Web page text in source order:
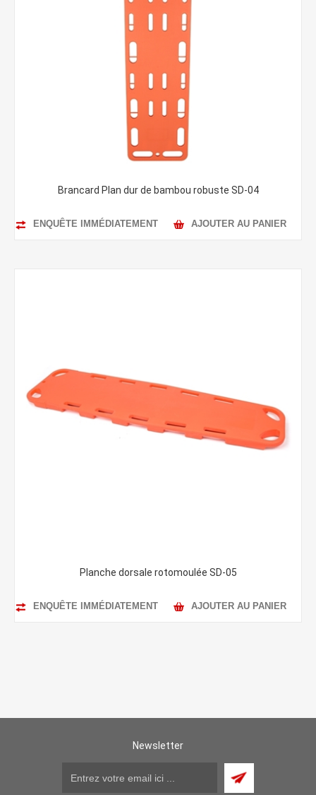
Brancard Plan dur de bambou robuste SD-04
ENQUÊTE IMMÉDIATEMENT AJOUTER AU PANIER
Planche dorsale rotomoulée SD-05
ENQUÊTE IMMÉDIATEMENT AJOUTER AU PANIER
Newsletter